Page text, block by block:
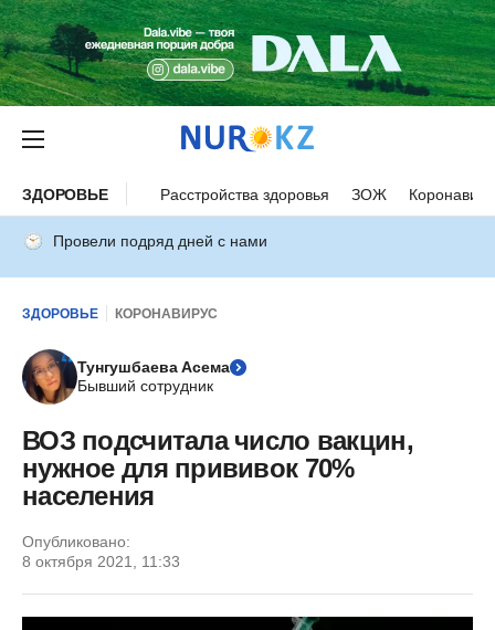
ЗДОРОВЬЕ Расстройства здоровья ЗОЖ
Провели подряд дней с нами
ЗДОРОВЬЕ КОРОНАВИРУС
Тунгушбаева Асема
Бывший сотрудник
ВОЗ подсчитала число вакцин,
нужное для прививок 70%
населения
Опубликовано:
8 октября 2021, 11:33